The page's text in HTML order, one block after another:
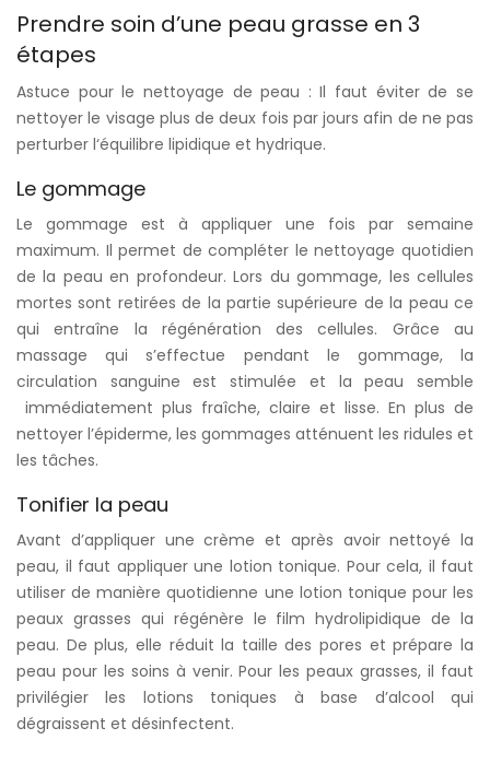
Prendre soin d’une peau grasse en 3
étapes
Astuce pour le nettoyage de peau : Il faut éviter de se
nettoyer le visage plus de deux fois par jours afin de ne pas
perturber l‘équilibre lipidique et hydrique.
Le gommage
Le gommage est à appliquer une fois par semaine
maximum. Il permet de compléter le nettoyage quotidien
de la peau en profondeur. Lors du gommage, les cellules
mortes sont retirées de la partie supérieure de la peau ce
qui entraîne la régénération des cellules. Grâce au
massage qui s’effectue pendant le gommage, la
circulation sanguine est stimulée et la peau semble
immédiatement plus fraîche, claire et lisse. En plus de
nettoyer l’épiderme, les gommages atténuent les ridules et
les tâches.
Tonifier la peau
Avant d’appliquer une crème et après avoir nettoyé la
peau, il faut appliquer une lotion tonique. Pour cela, il faut
utiliser de manière quotidienne une lotion tonique pour les
peaux grasses qui régénère le film hydrolipidique de la
peau. De plus, elle réduit la taille des pores et prépare la
peau pour les soins à venir. Pour les peaux grasses, il faut
privilégier les lotions toniques à base d’alcool qui
dégraissent et désinfectent.